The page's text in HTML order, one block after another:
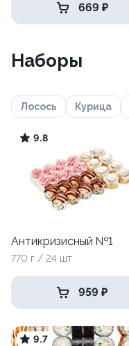
669 ₽
Наборы
Лосось Курица
9.8
Антикризисный №1
770 г / 24 шт
959 ₽
9.7